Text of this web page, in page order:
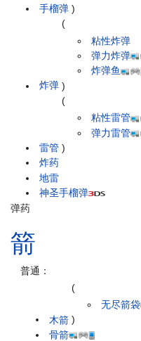
手榴弹 )
炸弹
(
粘性炸弹
弹力炸弹
炸弹鱼
)
雷管
(
粘性雷管
弹力雷管
)
炸药
地雷
神圣手榴弹
弹药
箭
普通：
木箭
(
无尽箭袋
)
骨箭